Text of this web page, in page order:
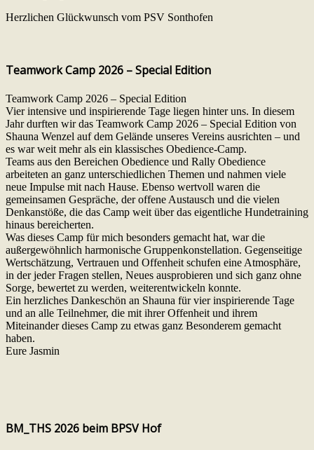
Herzlichen Glückwunsch vom PSV Sonthofen
Teamwork Camp 2026 – Special Edition
Teamwork Camp 2026 – Special Edition
Vier intensive und inspirierende Tage liegen hinter uns. In diesem
Jahr durften wir das Teamwork Camp 2026 – Special Edition von
Shauna Wenzel auf dem Gelände unseres Vereins ausrichten – und
es war weit mehr als ein klassisches Obedience-Camp.
Teams aus den Bereichen Obedience und Rally Obedience
arbeiteten an ganz unterschiedlichen Themen und nahmen viele
neue Impulse mit nach Hause. Ebenso wertvoll waren die
gemeinsamen Gespräche, der offene Austausch und die vielen
Denkanstöße, die das Camp weit über das eigentliche Hundetraining
hinaus bereicherten.
Was dieses Camp für mich besonders gemacht hat, war die
außergewöhnlich harmonische Gruppenkonstellation. Gegenseitige
Wertschätzung, Vertrauen und Offenheit schufen eine Atmosphäre,
in der jeder Fragen stellen, Neues ausprobieren und sich ganz ohne
Sorge, bewertet zu werden, weiterentwickeln konnte.
Ein herzliches Dankeschön an Shauna für vier inspirierende Tage
und an alle Teilnehmer, die mit ihrer Offenheit und ihrem
Miteinander dieses Camp zu etwas ganz Besonderem gemacht
haben.
Eure Jasmin
BM_THS 2026 beim BPSV Hof